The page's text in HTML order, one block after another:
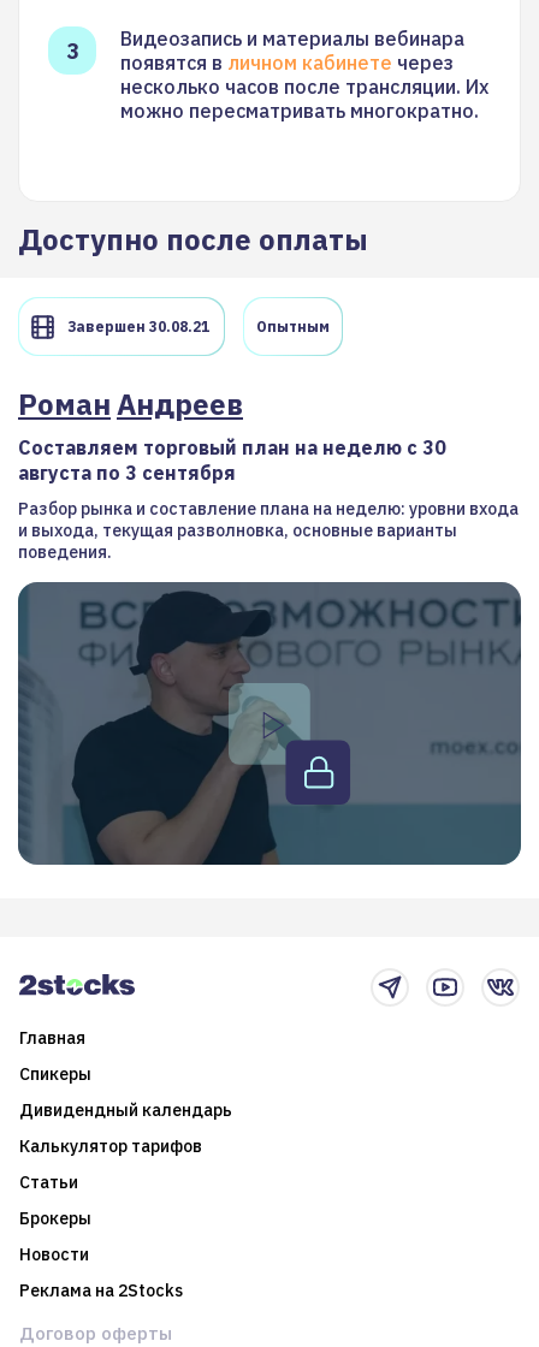
Видеозапись и материалы вебинара
появятся в личном кабинете через
несколько часов после трансляции. Их
можно пересматривать многократно.
Доступно после оплаты
Завершен 30.08.21 Опытным
РоманАндреев
Составляем торговый план на неделю с 30
августа по 3 сентября
Разбор рынка и составление плана на неделю: уровни входа
и выхода, текущая разволновка, основные варианты
поведения.
Главная
Спикеры
Дивидендный календарь
Калькулятор тарифов
Статьи
Брокеры
Новости
Реклама на 2Stocks
Договор оферты